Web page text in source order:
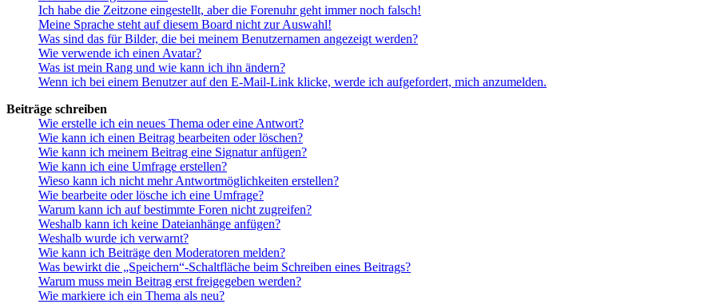
Ich habe die Zeitzone eingestellt, aber die Forenuhr geht immer noch falsch!
Meine Sprache steht auf diesem Board nicht zur Auswahl!
Was sind das für Bilder, die bei meinem Benutzernamen angezeigt werden?
Wie verwende ich einen Avatar?
Was ist mein Rang und wie kann ich ihn ändern?
Wenn ich bei einem Benutzer auf den E-Mail-Link klicke, werde ich aufgefordert, mich anzumelden.
Beiträge schreiben
Wie erstelle ich ein neues Thema oder eine Antwort?
Wie kann ich einen Beitrag bearbeiten oder löschen?
Wie kann ich meinem Beitrag eine Signatur anfügen?
Wie kann ich eine Umfrage erstellen?
Wieso kann ich nicht mehr Antwortmöglichkeiten erstellen?
Wie bearbeite oder lösche ich eine Umfrage?
Warum kann ich auf bestimmte Foren nicht zugreifen?
Weshalb kann ich keine Dateianhänge anfügen?
Weshalb wurde ich verwarnt?
Wie kann ich Beiträge den Moderatoren melden?
Was bewirkt die „Speichern“-Schaltfläche beim Schreiben eines Beitrags?
Warum muss mein Beitrag erst freigegeben werden?
Wie markiere ich ein Thema als neu?